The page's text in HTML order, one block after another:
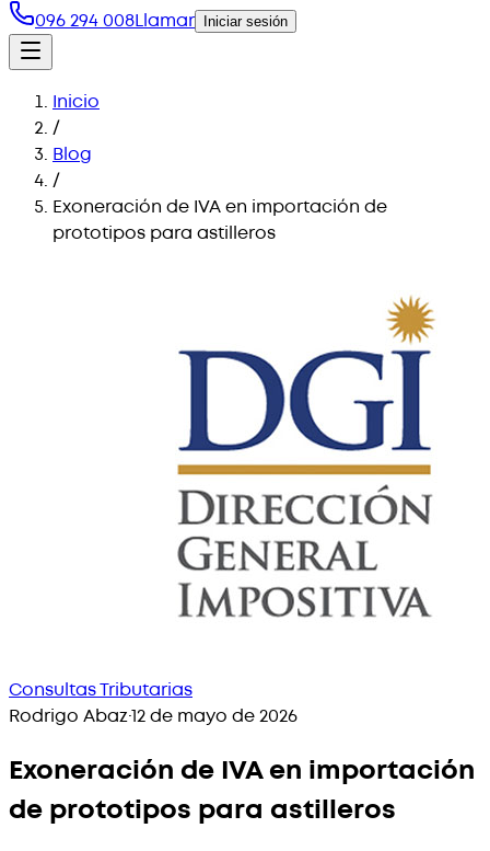
096 294 008Llamar Iniciar sesión
Inicio
/
Blog
/
Exoneración de IVA en importación de
prototipos para astilleros
Consultas Tributarias
Rodrigo Abaz·12 de mayo de 2026
Exoneración de IVA en importación
de prototipos para astilleros